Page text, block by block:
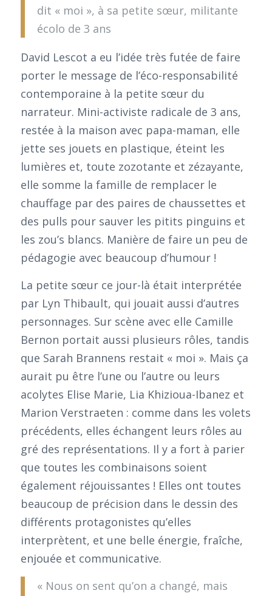
dit « moi », à sa petite sœur, militante
écolo de 3 ans
David Lescot a eu l’idée très futée de faire
porter le message de l’éco-responsabilité
contemporaine à la petite sœur du
narrateur. Mini-activiste radicale de 3 ans,
restée à la maison avec papa-maman, elle
jette ses jouets en plastique, éteint les
lumières et, toute zozotante et zézayante,
elle somme la famille de remplacer le
chauffage par des paires de chaussettes et
des pulls pour sauver les pitits pinguins et
les zou’s blancs. Manière de faire un peu de
pédagogie avec beaucoup d’humour !
La petite sœur ce jour-là était interprétée
par Lyn Thibault, qui jouait aussi d’autres
personnages. Sur scène avec elle Camille
Bernon portait aussi plusieurs rôles, tandis
que Sarah Brannens restait « moi ». Mais ça
aurait pu être l’une ou l’autre ou leurs
acolytes Elise Marie, Lia Khizioua-Ibanez et
Marion Verstraeten : comme dans les volets
précédents, elles échangent leurs rôles au
gré des représentations. Il y a fort à parier
que toutes les combinaisons soient
également réjouissantes ! Elles ont toutes
beaucoup de précision dans le dessin des
différents protagonistes qu’elles
interprètent, et une belle énergie, fraîche,
enjouée et communicative.
« Nous on sent qu’on a changé, mais